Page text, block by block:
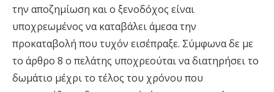
την αποζηµίωση και ο ξενοδόχος είναι
υποχρεωµένος να καταβάλει άµεσα την
προκαταβολή που τυχόν εισέπραξε. Σύµφωνα δε µε
το άρθρο 8 ο πελάτης υποχρεούται να διατηρήσει το
δωµάτιο µέχρι το τέλος του χρόνου που